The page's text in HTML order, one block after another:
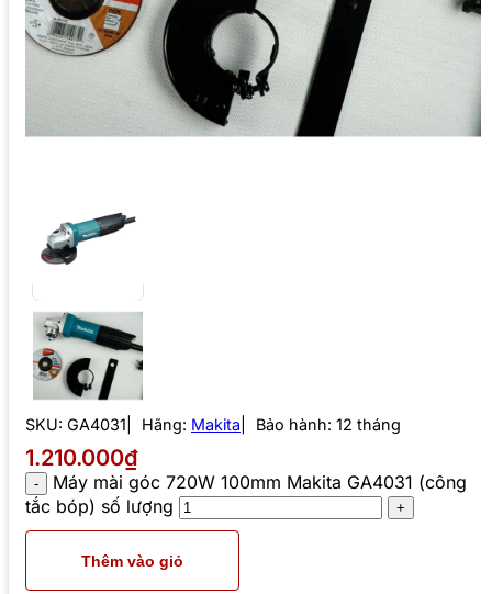
SKU: GA4031 Hãng: Makita Bảo hành: 12 tháng
1.210.000₫
Máy mài góc 720W 100mm Makita GA4031 (công
tắc bóp) số lượng
Thêm vào giỏ